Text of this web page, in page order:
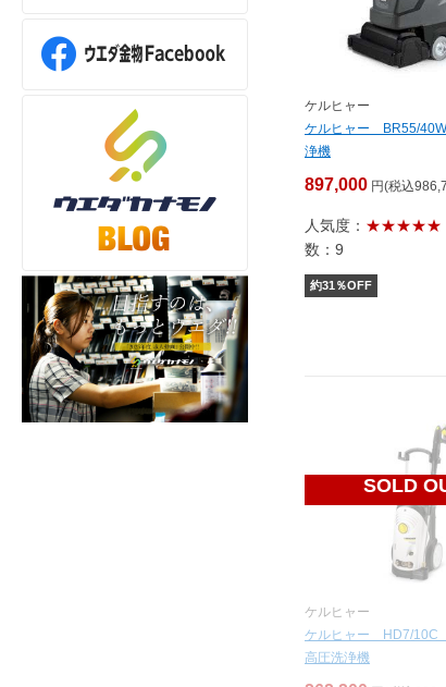
ケルヒャー
ケルヒャー BR55/
浄機
897,000 円(税込
人気度： ★★★★★
数：9
約31 ％OFF
SOLD
ケルヒャー
ケルヒャー HD7/
高圧洗浄機